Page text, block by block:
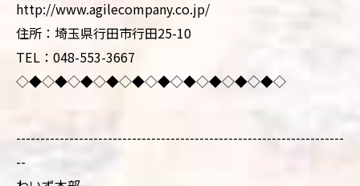
http://www.agilecompany.co.jp/
住所：埼玉県行田市行田25-10
TEL：048-553-3667
◇◆◇◆◇◆◇◆◇◆◇◆◇◆◇◆◇◆◇◆◇
--------------------------------------------------------------------
--